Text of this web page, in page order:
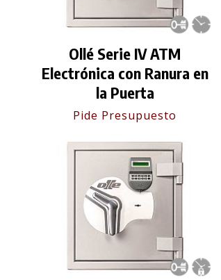
Ollé Serie IV ATM
Electrónica con Ranura en
la Puerta
Pide Presupuesto